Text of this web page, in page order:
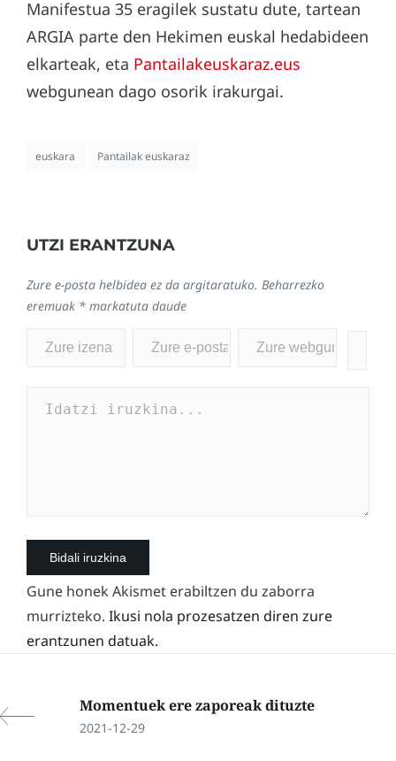
Manifestua 35 eragilek sustatu dute, tartean
ARGIA parte den Hekimen euskal hedabideen
elkarteak, eta Pantailakeuskaraz.eus
webgunean dago osorik irakurgai.
euskara Pantailak euskaraz
UTZI ERANTZUNA
Zure e-posta helbidea ez da argitaratuko. Beharrezko
eremuak * markatuta daude
Gune honek Akismet erabiltzen du zaborra
murrizteko. Ikusi nola prozesatzen diren zure
erantzunen datuak.
Momentuek ere zaporeak dituzte
2021-12-29